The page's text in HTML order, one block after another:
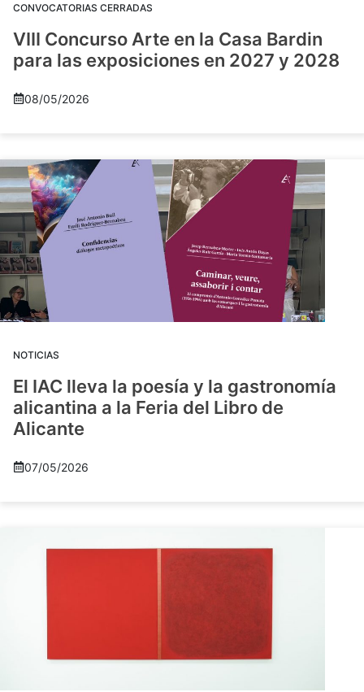
CONVOCATORIAS CERRADAS
VIII Concurso Arte en la Casa Bardin
para las exposiciones en 2027 y 2028
08/05/2026
NOTICIAS
El IAC lleva la poesía y la gastronomía
alicantina a la Feria del Libro de
Alicante
07/05/2026